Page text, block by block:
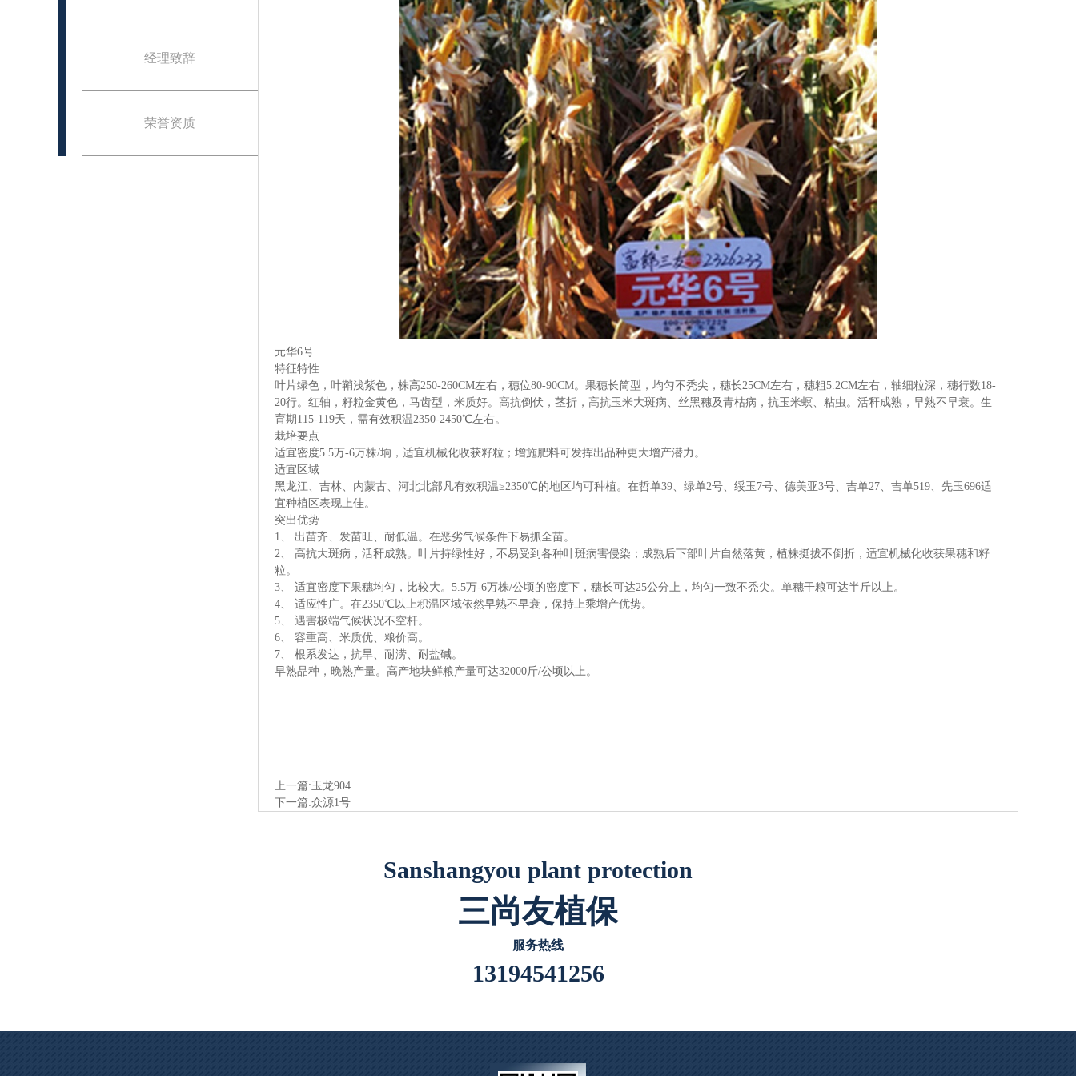
经理致辞
荣誉资质
元华6号
特征特性
叶片绿色，叶鞘浅紫色，株高250-260CM左右，穗位80-90CM。果穗长筒型，均匀不秃尖，穗长25CM左右，穗粗5.2CM左右，轴细粒深，穗行数18-
20行。红轴，籽粒金黄色，马齿型，米质好。高抗倒伏，茎折，高抗玉米大斑病、丝黑穗及青枯病，抗玉米螟、粘虫。活秆成熟，早熟不早衰。生
育期115-119天，需有效积温2350-2450℃左右。
栽培要点
适宜密度5.5万-6万株/垧，适宜机械化收获籽粒；增施肥料可发挥出品种更大增产潜力。
适宜区域
黑龙江、吉林、内蒙古、河北北部凡有效积温≥2350℃的地区均可种植。在哲单39、绿单2号、绥玉7号、德美亚3号、吉单27、吉单519、先玉696适
宜种植区表现上佳。
突出优势
1、 出苗齐、发苗旺、耐低温。在恶劣气候条件下易抓全苗。
2、 高抗大斑病，活秆成熟。叶片持绿性好，不易受到各种叶斑病害侵染；成熟后下部叶片自然落黄，植株挺拔不倒折，适宜机械化收获果穗和籽
粒。
3、 适宜密度下果穗均匀，比较大。5.5万-6万株/公顷的密度下，穗长可达25公分上，均匀一致不秃尖。单穗干粮可达半斤以上。
4、 适应性广。在2350℃以上积温区域依然早熟不早衰，保持上乘增产优势。
5、 遇害极端气候状况不空杆。
6、 容重高、米质优、粮价高。
7、 根系发达，抗旱、耐涝、耐盐碱。
早熟品种，晚熟产量。高产地块鲜粮产量可达32000斤/公顷以上。
上一篇:玉龙904
下一篇:众源1号
Sanshangyou plant protection
三尚友植保
服务热线
13194541256